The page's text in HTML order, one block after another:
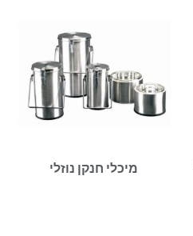
מיכלי חנקן נוזלי